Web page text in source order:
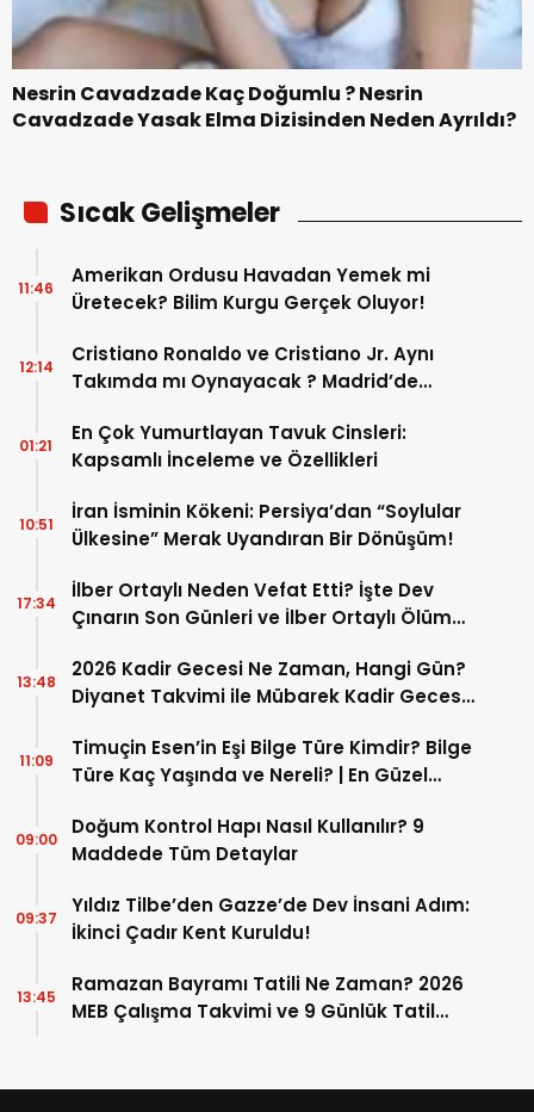
Nesrin Cavadzade Kaç Doğumlu ? Nesrin
Cavadzade Yasak Elma Dizisinden Neden Ayrıldı?
Sıcak Gelişmeler
Amerikan Ordusu Havadan Yemek mi
Üretecek? Bilim Kurgu Gerçek Oluyor!
11:46
Cristiano Ronaldo ve Cristiano Jr. Aynı
Takımda mı Oynayacak ? Madrid’de
12:14
En Çok Yumurtlayan Tavuk Cinsleri:
Kapsamlı İnceleme ve Özellikleri
01:21
İran İsminin Kökeni: Persiya’dan “Soylular
Ülkesine” Merak Uyandıran Bir Dönüşüm!
10:51
İlber Ortaylı Neden Vefat Etti? İşte Dev
Çınarın Son Günleri ve İlber Ortaylı Ölüm
17:34
2026 Kadir Gecesi Ne Zaman, Hangi Gün?
Diyanet Takvimi ile Mübarek Kadir Gecesi
13:48
Timuçin Esen’in Eşi Bilge Türe Kimdir? Bilge
Türe Kaç Yaşında ve Nereli? | En Güzel
11:09
Doğum Kontrol Hapı Nasıl Kullanılır? 9
Maddede Tüm Detaylar
09:00
Yıldız Tilbe’den Gazze’de Dev İnsani Adım:
İkinci Çadır Kent Kuruldu!
09:37
Ramazan Bayramı Tatili Ne Zaman? 2026
MEB Çalışma Takvimi ve 9 Günlük Tatil
13:45